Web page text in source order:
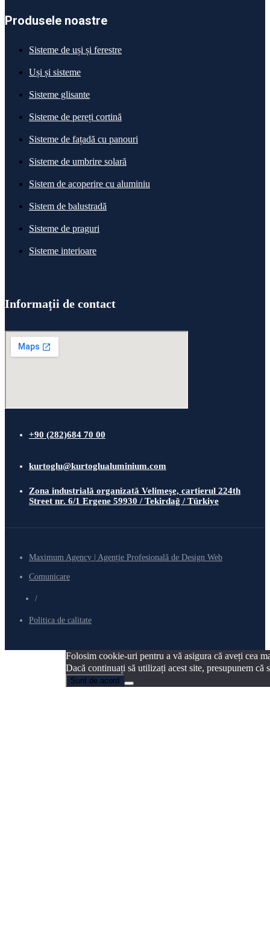
Produsele noastre
Sisteme de uși și ferestre
Uși și sisteme
Sisteme glisante
Sisteme de pereți cortină
Sisteme de fațadă cu panouri
Sisteme de umbrire solară
Sistem de acoperire cu aluminiu
Sistem de balustradă
Sisteme de praguri
Sisteme interioare
Informații de contact
+90 (282)684 70 00
kurtoglu@kurtoglualuminium.com
Zona industrială organizată Velimeşe, cartierul 224th
Street nr. 6/1 Ergene 59930 / Tekirdağ / Türkiye
Maximum Agency | Agenție Profesională de Design Web
Comunicare
/
Politica de calitate
Folosim cookie-uri pentru a vă asigura că aveți cea
Dacă continuați să utilizați acest site, presupunem că
Sunt de acord